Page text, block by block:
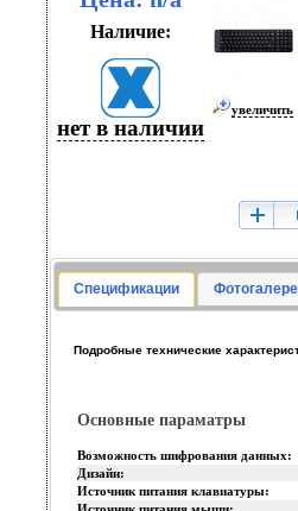
Наличие:
нет в наличии
увеличить
Спецификации
Подробные технические
Основные параматры
Возможность шифрования данных:
Дизайн:
Источник питания клавиатуры: